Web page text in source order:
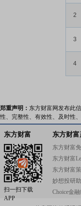
2
3
4
郑重声明： 东方财富网发布此
性、完整性、有效性、及时性
东方财富
扫一扫下载
APP
东方财富
东方财富
东方财富
东方财富
妙想投研
Choice金